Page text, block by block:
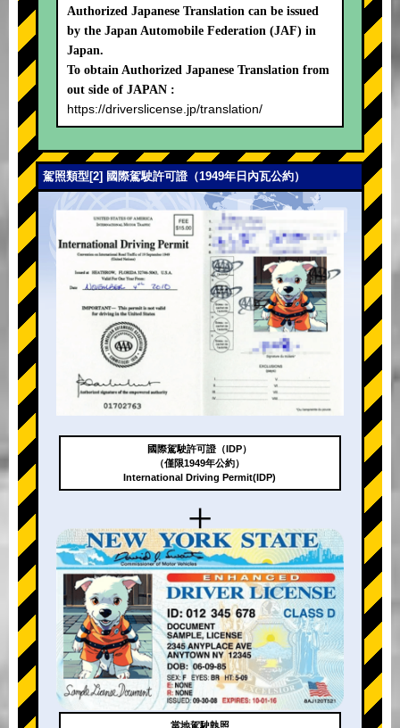
Authorized Japanese Translation can be issued
by the Japan Automobile Federation (JAF) in
Japan.
To obtain Authorized Japanese Translation from
out side of JAPAN :
https://driverslicense.jp/translation/
駕照類型[2] 國際駕駛許可證（1949年日內瓦公約）
+
國際駕駛許可證（IDP）
（僅限1949年公約）
International Driving Permit(IDP)
當地駕駛執照